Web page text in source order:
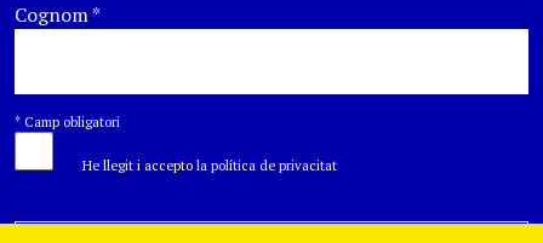
Cognom*
* Camp obligatori
He llegit i accepto la política de privacitat